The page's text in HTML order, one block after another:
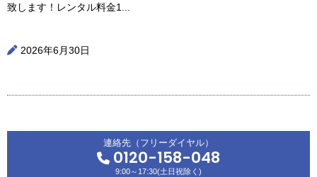
致します！レンタル料金1...
2026年6月30日
連絡先（フリーダイヤル）
0120-158-048
9:00～17:30(土日祝除く)